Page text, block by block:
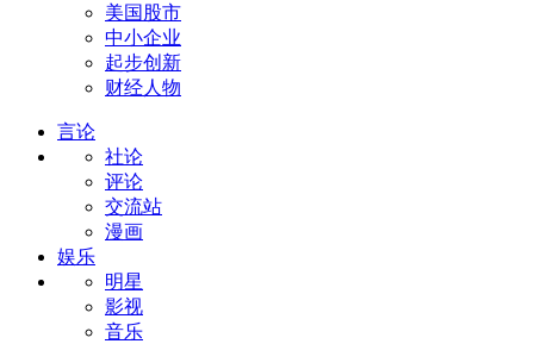
美国股市
中小企业
起步创新
财经人物
言论
社论
评论
交流站
漫画
娱乐
明星
影视
音乐